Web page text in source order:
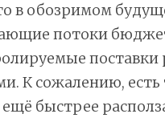
в обозримом
потоки
поставки
К сожалению, есть
ещё быстрее